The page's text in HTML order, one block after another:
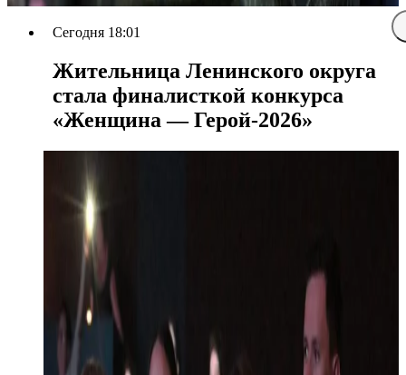
Сегодня 18:01
Жительница Ленинского округа
стала финалисткой конкурса
«Женщина — Герой-2026»